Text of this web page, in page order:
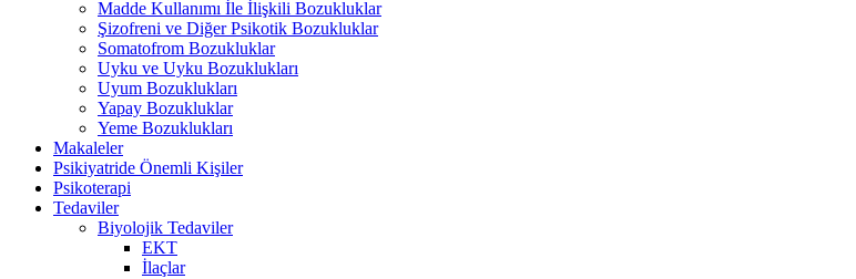
Madde Kullanımı İle İlişkili Bozukluklar
Şizofreni ve Diğer Psikotik Bozukluklar
Somatofrom Bozukluklar
Uyku ve Uyku Bozuklukları
Uyum Bozuklukları
Yapay Bozukluklar
Yeme Bozuklukları
Makaleler
Psikiyatride Önemli Kişiler
Psikoterapi
Tedaviler
Biyolojik Tedaviler
EKT
İlaçlar